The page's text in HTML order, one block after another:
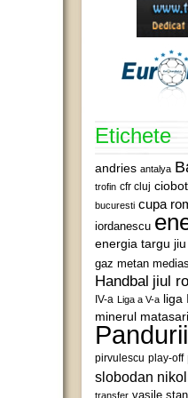
Etichete
andries antalya
trofin cfr cluj
bucuresti cupa
iordanescu
energia targu jiu
gaz metan medias
Handbal jiul
IV-a Liga a V-a liga I
minerul matasari
Pandurii
pirvulescu play-off
slobodan
transfer vasile